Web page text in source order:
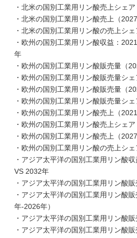
・北米の国別工業用リン酸売上シェ
・北米の国別工業用リン酸売上（
・北米の国別工業用リン酸の売上シ
・欧州の国別工業用リン酸収益：
年
・欧州の国別工業用リン酸販売量（
・欧州の国別工業用リン酸販売量シ
・欧州の国別工業用リン酸販売量（
・欧州の国別工業用リン酸販売量シ
・欧州の国別工業用リン酸売上（
・欧州の国別工業用リン酸売上シェ
・欧州の国別工業用リン酸売上（
・欧州の国別工業用リン酸の売上シ
・アジア太平洋の国別工業用リン酸
VS 2032年
・アジア太平洋の国別工業用リン酸
・アジア太平洋の国別工業用リン酸
年-2026年）
・アジア太平洋の国別工業用リン酸
・アジア太平洋の国別工業用リン酸